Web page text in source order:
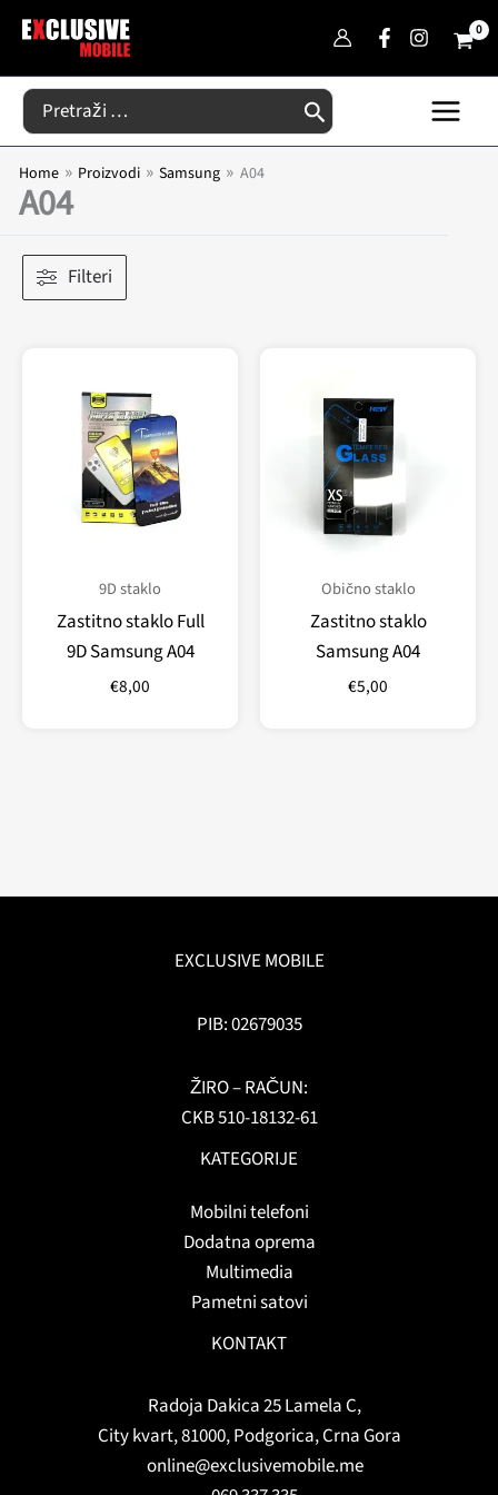
Skip
content
Search
for:
Home Proizvodi Samsung A04
A04
Filteri
9D staklo
Zastitno staklo Full
9D Samsung A04
€8,00
Obično staklo
Zastitno staklo
Samsung A04
€5,00
EXCLUSIVE MOBILE
PIB: 02679035
ŽIRO – RAČUN:
CKB 510-18132-61
KATEGORIJE
Mobilni telefoni
Dodatna oprema
Multimedia
Pametni satovi
KONTAKT
Radoja Dakica 25 Lamela C,
City kvart, 81000, Podgorica, Crna Gora
online@exclusivemobile.me